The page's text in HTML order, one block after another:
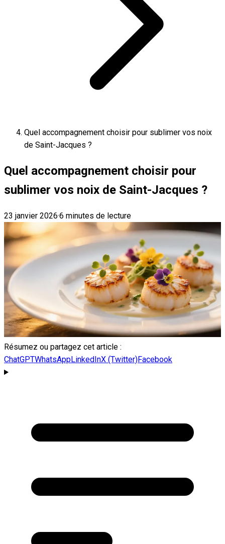
Quel accompagnement choisir pour sublimer vos noix
de Saint-Jacques ?
Quel accompagnement choisir pour
sublimer vos noix de Saint-Jacques ?
23 janvier 2026·6 minutes de lecture
Résumez ou partagez cet article :
ChatGPTWhatsAppLinkedInX (Twitter)Facebook